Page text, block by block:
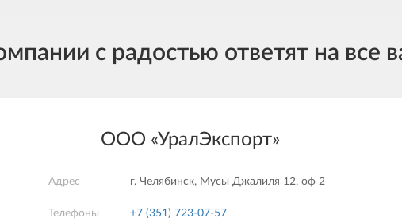
с радостью ответят на все
ООО «УралЭкспорт»
Адрес г. Челябинск, Мусы Джалиля 12, оф 2
Телефоны
+7 (351) 723-07-57